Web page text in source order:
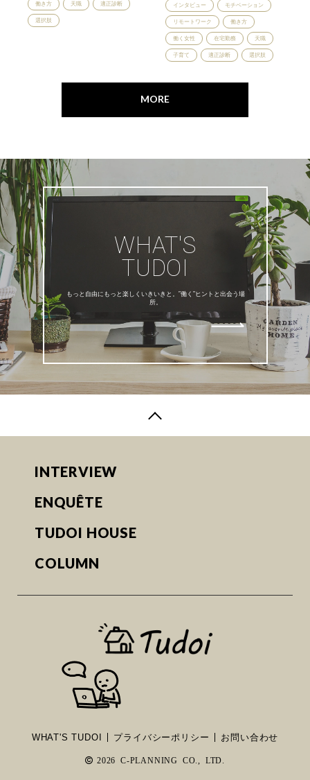
働き方 天職 適正診断
選択肢
インタビュー モチベーション
リモートワーク 働き方
働く女性 在宅勤務 天職
子育て 適正診断 選択肢
MORE
WHAT'S
TUDOI
もっと自由にもっと楽しくいきいきと。”働く”ヒントと出会う場
所。
INTERVIEW
ENQUÊTE
TUDOI HOUSE
COLUMN
WHAT'S TUDOI プライバシーポリシー お問い合わせ
2026 C-PLANNING CO., LTD.